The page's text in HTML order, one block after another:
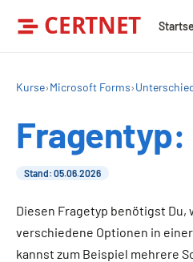
CERTNET
Kurse›Microsoft Forms›
Stand: 05.06.2026
Diesen Fragetyp benötigst Du,
verschiedene Optionen in
kannst zum Beispiel mehrere